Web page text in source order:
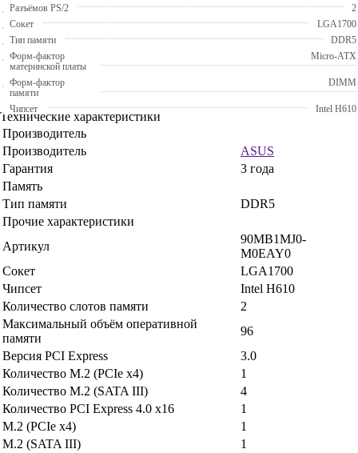
Разъёмов PS/2
2
Сокет
LGA1700
Тип памяти
DDR5
Форм-фактор
материнской платы
Micro-ATX
Форм-фактор
памяти
DIMM
Чипсет Intel H610
Технические характеристики
Производитель
Производитель
ASUS
Гарантия
3 года
Память
Тип памяти
DDR5
Прочие характеристики
Артикул
90MB1MJ0-
M0EAY0
Сокет
LGA1700
Чипсет
Intel H610
Количество слотов памяти
2
Максимальный объём оперативной
памяти
96
Версия PCI Express
3.0
Количество M.2 (PCIe x4)
1
Количество M.2 (SATA III)
4
Количество PCI Express 4.0 x16
1
M.2 (PCIe x4)
1
M.2 (SATA III)
1